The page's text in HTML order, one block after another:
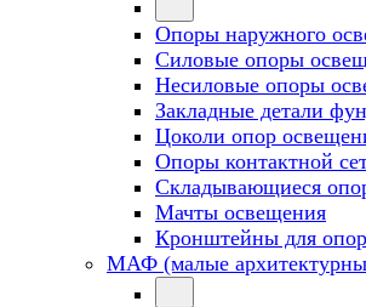
Опоры наружного
Силовые опоры
Несиловые опоры
Закладные детали
Цоколи опор
Опоры контактной
Cкладывающиеся
Мачты освещения
Кронштейны для
МАФ (малые